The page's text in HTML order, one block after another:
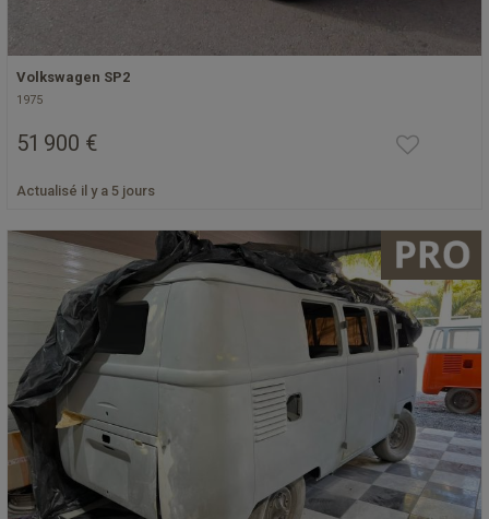
Volkswagen SP2
1975
51 900 €
Actualisé il y a 5 jours